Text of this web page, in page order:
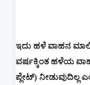
ಇದು ಹಳೆ ವಾಹನ
ವರ್ಷಕ್ಕಿಂತ ಹಳೆಯ
ಪ್ಲೇಟ್) ನೀಡುವುದಿಲ್ಲ